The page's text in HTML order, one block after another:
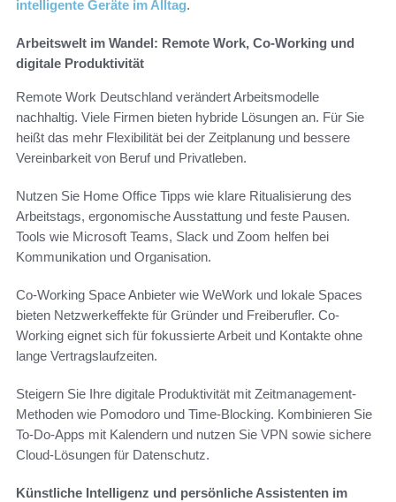
intelligente Geräte im Alltag.
Arbeitswelt im Wandel: Remote Work, Co-Working und
digitale Produktivität
Remote Work Deutschland verändert Arbeitsmodelle
nachhaltig. Viele Firmen bieten hybride Lösungen an. Für Sie
heißt das mehr Flexibilität bei der Zeitplanung und bessere
Vereinbarkeit von Beruf und Privatleben.
Nutzen Sie Home Office Tipps wie klare Ritualisierung des
Arbeitstags, ergonomische Ausstattung und feste Pausen.
Tools wie Microsoft Teams, Slack und Zoom helfen bei
Kommunikation und Organisation.
Co-Working Space Anbieter wie WeWork und lokale Spaces
bieten Netzwerkeffekte für Gründer und Freiberufler. Co-
Working eignet sich für fokussierte Arbeit und Kontakte ohne
lange Vertragslaufzeiten.
Steigern Sie Ihre digitale Produktivität mit Zeitmanagement-
Methoden wie Pomodoro und Time-Blocking. Kombinieren Sie
To‑Do-Apps mit Kalendern und nutzen Sie VPN sowie sichere
Cloud-Lösungen für Datenschutz.
Künstliche Intelligenz und persönliche Assistenten im